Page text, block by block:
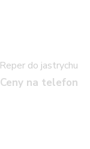
Reper do jastrychu
Ceny na telefon